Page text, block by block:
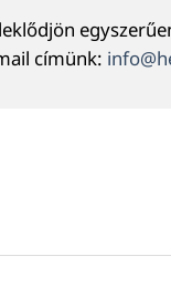
címünk: